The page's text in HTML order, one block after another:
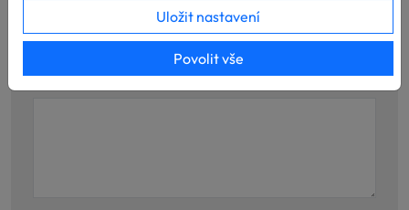
Poznámka
Uložit nastavení
Povolit vše